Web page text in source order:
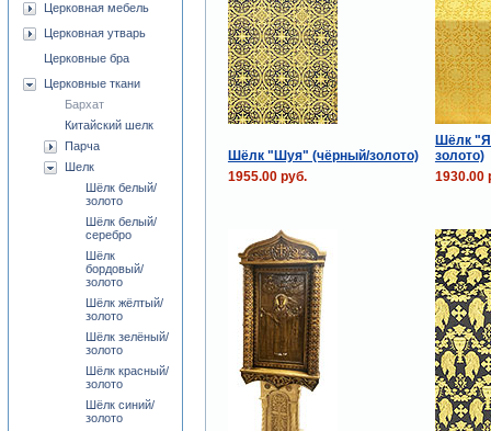
Шёлк "Шуя" (чёрный/золото)
Шёлк
золото)
1955.00 руб.
1930.00
Церковная мебель
Церковная утварь
Церковные бра
Церковные ткани
Бархат
Китайский шелк
Парча
Шелк
Шёлк белый/
золото
Шёлк белый/
серебро
Шёлк
бордовый/
золото
Шёлк жёлтый/
золото
Шёлк зелёный/
золото
Шёлк красный/
золото
Шёлк синий/
золото